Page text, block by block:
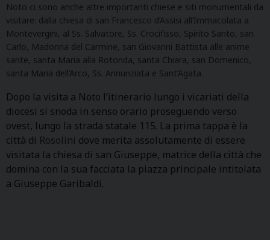
Noto ci sono anche altre importanti chiese e siti monumentali da
visitare: dalla chiesa di san Francesco d’Assisi all’Immacolata a
Montevergini, al Ss. Salvatore, Ss. Crocifisso, Spirito Santo, san
Carlo, Madonna del Carmine, san Giovanni Battista alle anime
sante, santa Maria alla Rotonda, santa Chiara, san Domenico,
santa Maria dell’Arco, Ss. Annunziata e Sant’Agata.
Dopo la visita a Noto l’itinerario lungo i vicariati della
diocesi si snoda in senso orario proseguendo verso
ovest, lungo la strada statale 115. La prima tappa è la
città di Rosolini dove merita assolutamente di essere
visitata la chiesa di san Giuseppe, matrice della città che
domina con la sua facciata la piazza principale intitolata
a Giuseppe Garibaldi.